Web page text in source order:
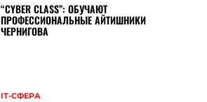
“CYBER ​​CLASS”: ОБУЧАЮТ
ПРОФЕССИОНАЛЬНЫЕ АЙТИШНИКИ
ЧЕРНИГОВА
ІТ-СФЕРА